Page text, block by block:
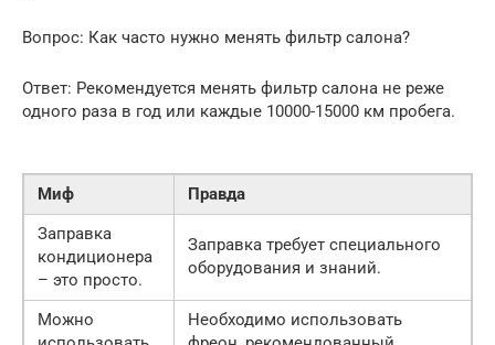
Вопрос: Как часто нужно менять фильтр салона?
Ответ: Рекомендуется менять фильтр салона не реже
одного раза в год или каждые 10000-15000 км пробега.
Миф
Правда
Заправка
кондиционера
– это просто.
Заправка требует специального
оборудования и знаний.
Можно
Необходимо использовать